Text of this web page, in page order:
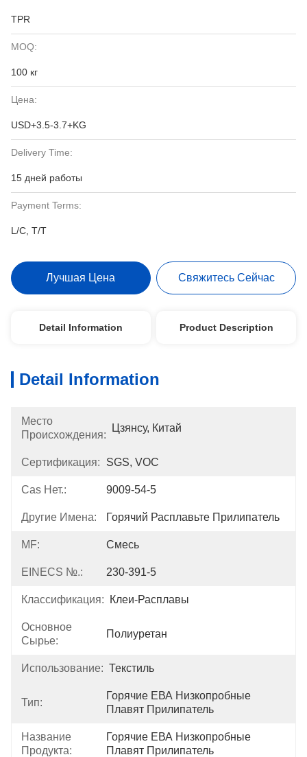
TPR
MOQ:
100 кг
Цена:
USD+3.5-3.7+KG
Delivery Time:
15 дней работы
Payment Terms:
L/C, T/T
Лучшая Цена Свяжитесь Сейчас
Detail Information Product Description
Detail Information
Место
Происхождения:
Цзянсу, Китай
Сертификация: SGS, VOC
Cas Нет.: 9009-54-5
Другие Имена: Горячий Расплавьте Прилипатель
MF: Смесь
EINECS №.: 230-391-5
Классификация: Клеи-Расплавы
Основное
Сырье:
Полиуретан
Использование: Текстиль
Тип:
Горячие ЕВА Низкопробные
Плавят Прилипатель
Название
Продукта:
Горячие ЕВА Низкопробные
Плавят Прилипатель